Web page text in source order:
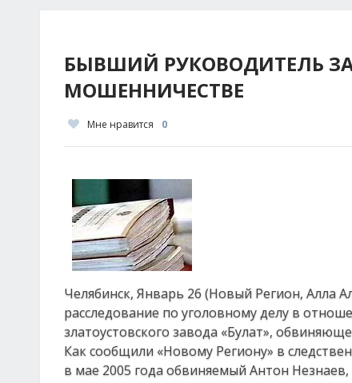
БЫВШИЙ РУКОВОДИТЕЛЬ
МОШЕННИЧЕСТВЕ
Мне нравится 0
Челябинск, Январь 26 (Новый Регион, Алла
расследование по уголовному делу в
златоустовского завода «Булат»,
Как сообщили «Новому Региону» в
в мае 2005 года обвиняемый Антон